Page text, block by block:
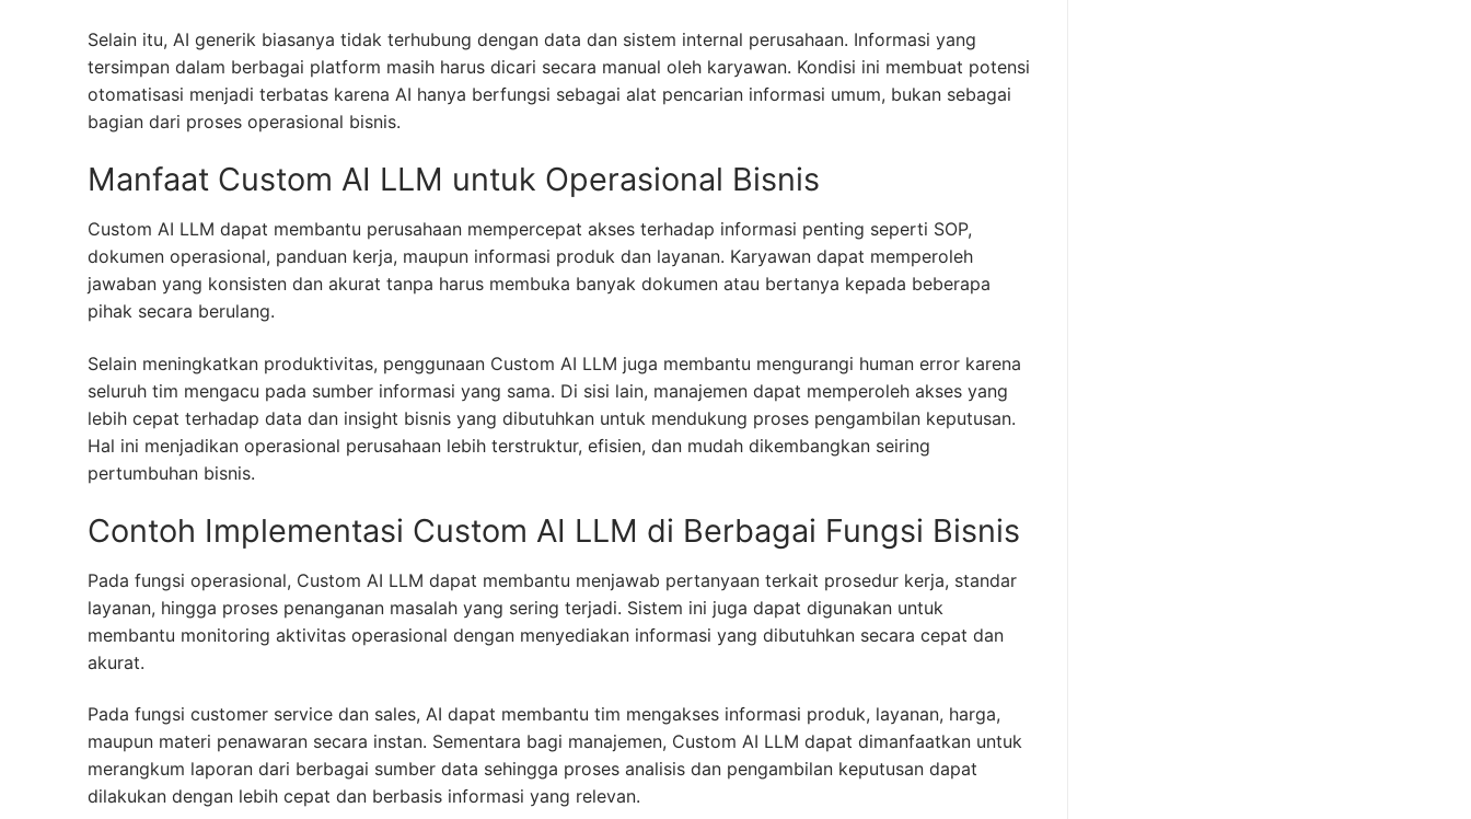
Selain itu, AI generik biasanya tidak terhubung dengan data dan sistem internal perusahaan. Informasi yang
tersimpan dalam berbagai platform masih harus dicari secara manual oleh karyawan. Kondisi ini membuat potensi
otomatisasi menjadi terbatas karena AI hanya berfungsi sebagai alat pencarian informasi umum, bukan sebagai
bagian dari proses operasional bisnis.
Manfaat Custom AI LLM untuk Operasional Bisnis
Custom AI LLM dapat membantu perusahaan mempercepat akses terhadap informasi penting seperti SOP,
dokumen operasional, panduan kerja, maupun informasi produk dan layanan. Karyawan dapat memperoleh
jawaban yang konsisten dan akurat tanpa harus membuka banyak dokumen atau bertanya kepada beberapa
pihak secara berulang.
Selain meningkatkan produktivitas, penggunaan Custom AI LLM juga membantu mengurangi human error karena
seluruh tim mengacu pada sumber informasi yang sama. Di sisi lain, manajemen dapat memperoleh akses yang
lebih cepat terhadap data dan insight bisnis yang dibutuhkan untuk mendukung proses pengambilan keputusan.
Hal ini menjadikan operasional perusahaan lebih terstruktur, efisien, dan mudah dikembangkan seiring
pertumbuhan bisnis.
Contoh Implementasi Custom AI LLM di Berbagai Fungsi Bisnis
Pada fungsi operasional, Custom AI LLM dapat membantu menjawab pertanyaan terkait prosedur kerja, standar
layanan, hingga proses penanganan masalah yang sering terjadi. Sistem ini juga dapat digunakan untuk
membantu monitoring aktivitas operasional dengan menyediakan informasi yang dibutuhkan secara cepat dan
akurat.
Pada fungsi customer service dan sales, AI dapat membantu tim mengakses informasi produk, layanan, harga,
maupun materi penawaran secara instan. Sementara bagi manajemen, Custom AI LLM dapat dimanfaatkan untuk
merangkum laporan dari berbagai sumber data sehingga proses analisis dan pengambilan keputusan dapat
dilakukan dengan lebih cepat dan berbasis informasi yang relevan.